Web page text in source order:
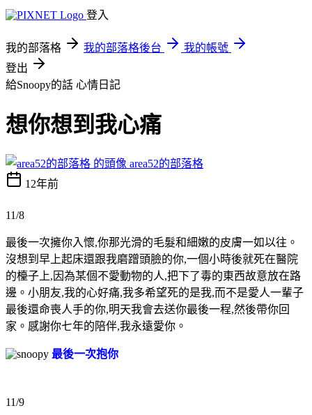
登入
我的部落格 我的部落格後台
我的帳號
登出
給Snoopy的話 心情日記
想你想到我心痛
area52的部落格
12年前
11/8
最後一次擁你入懷,你那光滑的毛髮和細嫩的皮膚一如以往。
沒想到 早上起床還跟我磨蹭頭臉的你,一個小時後就死在醫院
的檯子上,因為某個不愛動物的人,把下了毒的東西故意放在路
邊。小朋友,我的心好痛,我多希望死的是我,而不是愛人一輩子
最後還命喪人手的你,明天我會去送你最後一程,然後帶你回
家。感謝你七年的 陪伴,我永遠愛你。
最後一次抱你
11/9